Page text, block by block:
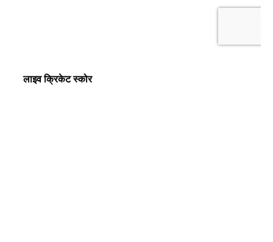
लाइव क्रिकेट स्कोर